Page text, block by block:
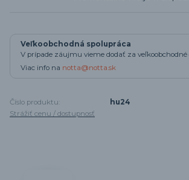
Veľkoobchodná spolupráca
V prípade záujmu vieme dodať za veľkoobchodné
Viac info na notta@notta.sk
Číslo produktu:
hu24
Strážiť cenu / dostupnosť